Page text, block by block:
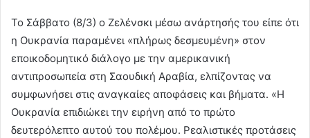
Το Σάββατο (8/3) ο Ζελένσκι μέσω ανάρτησής του είπε ότι
η Ουκρανία παραμένει «πλήρως δεσμευμένη» στον
εποικοδομητικό διάλογο με την αμερικανική
αντιπροσωπεία στη Σαουδική Αραβία, ελπίζοντας να
συμφωνήσει στις αναγκαίες αποφάσεις και βήματα. «Η
Ουκρανία επιδιώκει την ειρήνη από το πρώτο
δευτερόλεπτο αυτού του πολέμου. Ρεαλιστικές προτάσεις